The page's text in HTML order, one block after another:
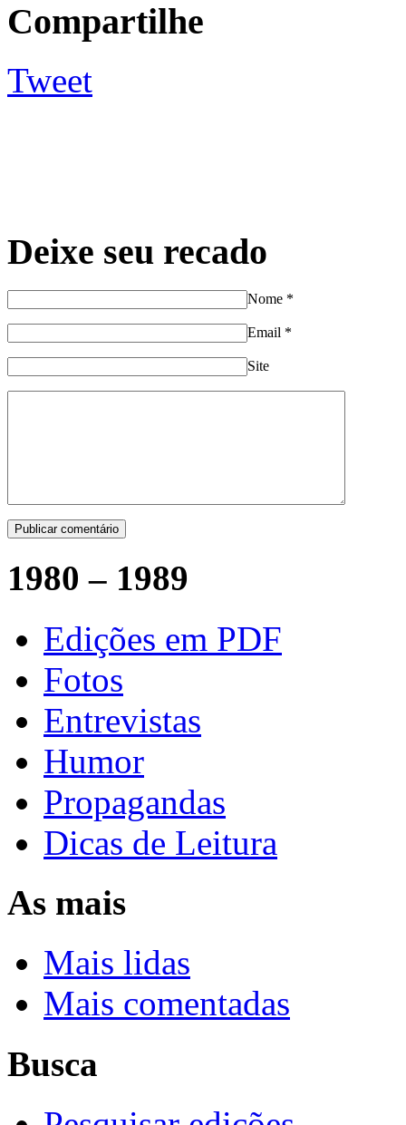
Compartilhe
Tweet
Deixe seu recado
Nome *
Email *
Site
1980 – 1989
Edições em PDF
Fotos
Entrevistas
Humor
Propagandas
Dicas de Leitura
As mais
Mais lidas
Mais comentadas
Busca